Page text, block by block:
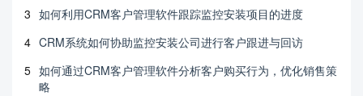
3 如何利用CRM客户管理软件跟踪监控安装项目的进度
4 CRM系统如何协助监控安装公司进行客户跟进与回访
5 如何通过CRM客户管理软件分析客户购买行为，优化销售策
略